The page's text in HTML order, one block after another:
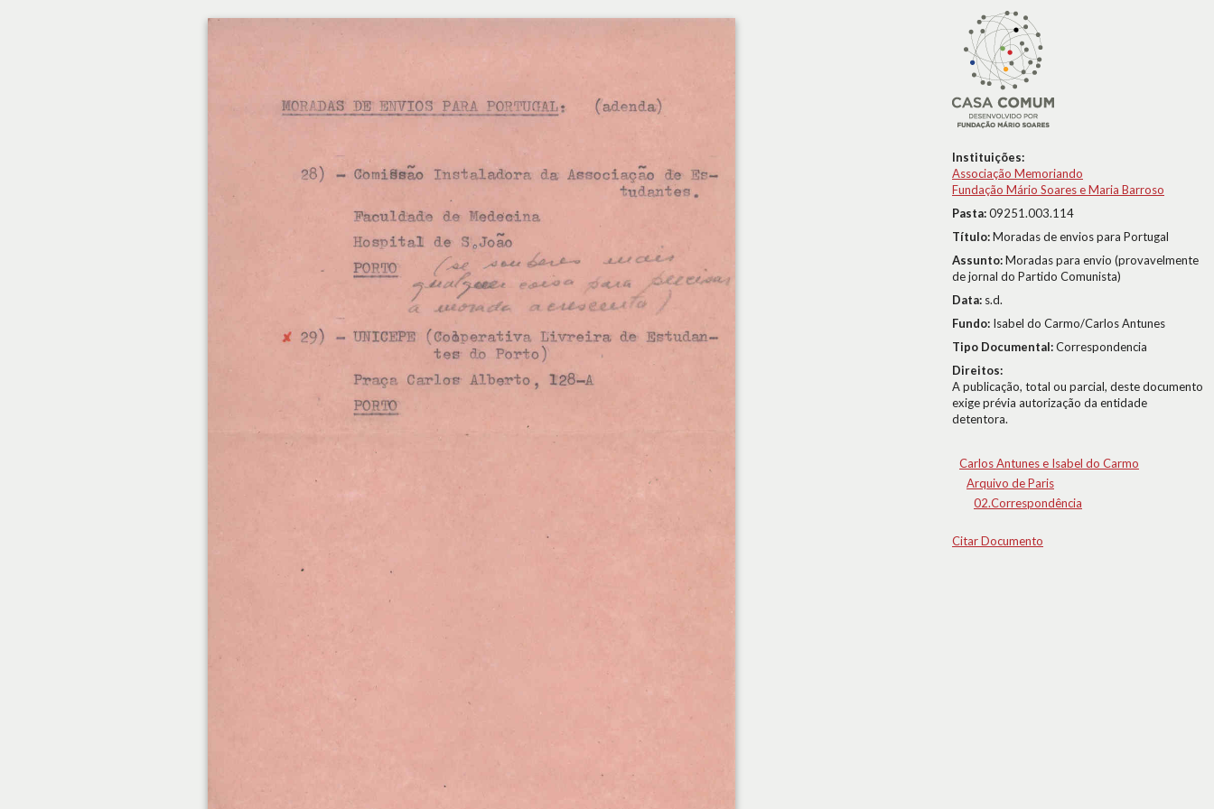
Instituições:
Associação Memoriando
Fundação Mário Soares e Maria Barroso
Pasta:09251.003.114
Título:Moradas de envios para Portugal
Assunto:Moradas para envio (provavelmente
de jornal do Partido Comunista)
Data: s.d.
Fundo: Isabel do Carmo/Carlos Antunes
Tipo Documental:Correspondencia
Direitos:
A publicação, total ou parcial, deste documento
exige prévia autorização da entidade
detentora.
Carlos Antunes e Isabel do Carmo
Arquivo de Paris
02.Correspondência
Citar Documento